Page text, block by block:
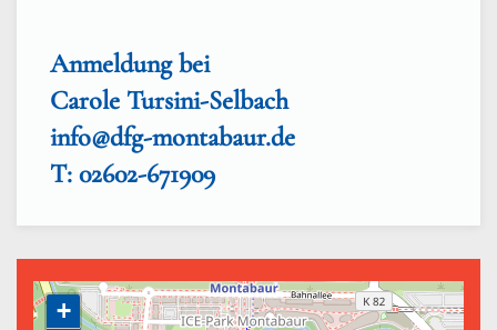
Anmeldung bei
Carole Tursini-Selbach
info@dfg-montabaur.de
T: 02602-671909
+